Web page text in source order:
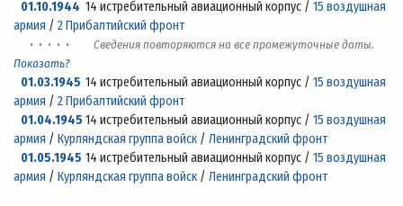
01.10.194414 истребительный авиационный корпус /15 воздушная
армия / 2 Прибалтийский фронт
· · · · ·
Сведения повторяются на все промежуточные даты.
Показать?
01.03.194514 истребительный авиационный корпус /15 воздушная
армия / 2 Прибалтийский фронт
01.04.194514 истребительный авиационный корпус /15 воздушная
армия / Курляндская группа войск / Ленинградский фронт
01.05.194514 истребительный авиационный корпус /15 воздушная
армия / Курляндская группа войск / Ленинградский фронт